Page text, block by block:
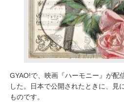
GYAO!で、映画『ハーモニー』が配
した。日本で公開されたときに、見
ものです。